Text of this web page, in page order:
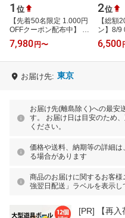
1 位
【先着50名限定 1.000円
OFFクーポン配布中】 高
さ調整11段階 超ワイド
サイズ クリスマス プレ
7,980 円〜
2位
【総額
ン】8/
楽天市
棒≫ 鉄
6,500
お届け先: 東京
お届け先(離島除く)への最安
す。 お届け日は目安のため
ください。
価格や送料、納期等の詳細
る場合があります
商品のお届けに関するお客
強翌日配送」ラベルを表示し
[PR]
【再